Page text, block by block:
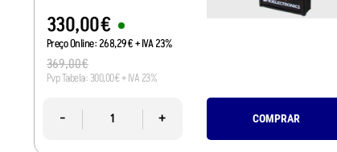
330,00€
Preço Online: 268,29€+ IVA 23%
369,00€
Pvp Tabela: 300,00€+ IVA 23%
- + COMPRAR